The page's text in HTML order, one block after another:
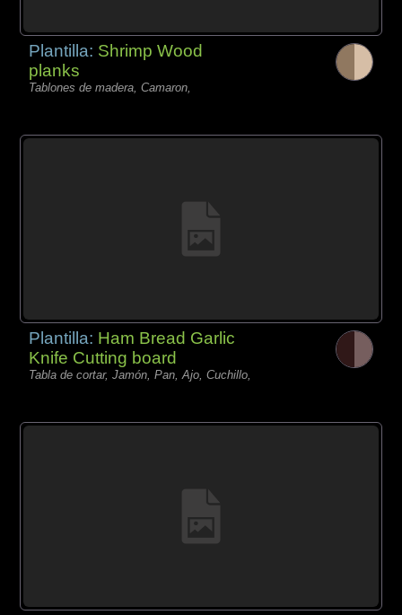
Plantilla: Shrimp Wood
planks
Tablones de madera, Camaron,
Plantilla: Ham Bread Garlic
Knife Cutting board
Tabla de cortar, Jamón, Pan, Ajo, Cuchillo,